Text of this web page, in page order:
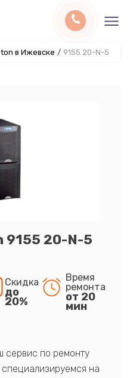
в Ижевске / 9155 20-N-5
9155 20-N-5
Скидка
до
20%
Время
ремонта
от 20
мин
сервис по ремонту
на